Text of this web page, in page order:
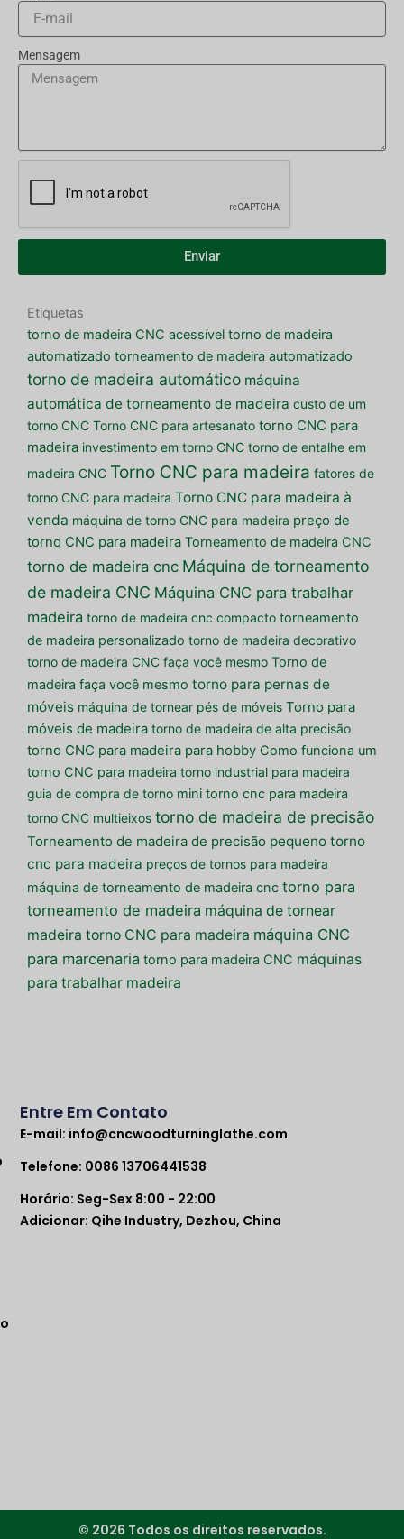
Mensagem
Enviar
Etiquetas
torno de madeira CNC acessível torno de madeira
automatizado torneamento de madeira automatizado
torno de madeira automático máquina
automática de torneamento de madeira custo de um
torno CNC Torno CNC para artesanato torno CNC para
madeira investimento em torno CNC torno de entalhe em
madeira CNC Torno CNC para madeira fatores de
torno CNC para madeira Torno CNC para madeira à
venda máquina de torno CNC para madeira preço de
torno CNC para madeira Torneamento de madeira CNC
torno de madeira cnc Máquina de torneamento
de madeira CNC Máquina CNC para trabalhar
madeira torno de madeira cnc compacto torneamento
de madeira personalizado torno de madeira decorativo
torno de madeira CNC faça você mesmo Torno de
madeira faça você mesmo torno para pernas de
móveis máquina de tornear pés de móveis Torno para
móveis de madeira torno de madeira de alta precisão
torno CNC para madeira para hobby Como funciona um
torno CNC para madeira torno industrial para madeira
guia de compra de torno mini torno cnc para madeira
torno CNC multieixos torno de madeira de precisão
Torneamento de madeira de precisão pequeno torno
cnc para madeira preços de tornos para madeira
máquina de torneamento de madeira cnc torno para
torneamento de madeira máquina de tornear
madeira torno CNC para madeira máquina CNC
para marcenaria torno para madeira CNC máquinas
para trabalhar madeira
Entre Em Contato
E-mail: info@cncwoodturninglathe.com
Telefone: 0086 13706441538
Horário: Seg-Sex 8:00 - 22:00
Adicionar: Qihe Industry, Dezhou, China
© 2026 Todos os direitos reservados.